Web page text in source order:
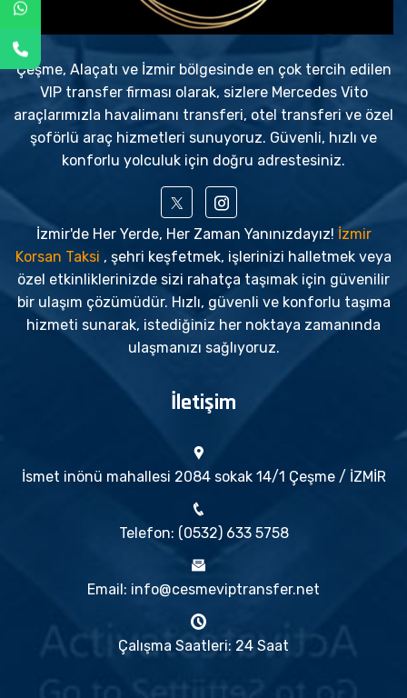
Çeşme, Alaçatı ve İzmir bölgesinde en çok tercih edilen
VIP transfer firması olarak, sizlere Mercedes Vito
araçlarımızla havalimanı transferi, otel transferi ve özel
şoförlü araç hizmetleri sunuyoruz. Güvenli, hızlı ve
konforlu yolculuk için doğru adrestesiniz.
İzmir'de Her Yerde, Her Zaman Yanınızdayız! İzmir
Korsan Taksi , şehri keşfetmek, işlerinizi halletmek veya
özel etkinliklerinizde sizi rahatça taşımak için güvenilir
bir ulaşım çözümüdür. Hızlı, güvenli ve konforlu taşıma
hizmeti sunarak, istediğiniz her noktaya zamanında
ulaşmanızı sağlıyoruz.
İletişim
İsmet inönü mahallesi 2084 sokak 14/1 Çeşme / İZMİR
Telefon: (0532) 633 5758
Email: info@cesmeviptransfer.net
Çalışma Saatleri: 24 Saat